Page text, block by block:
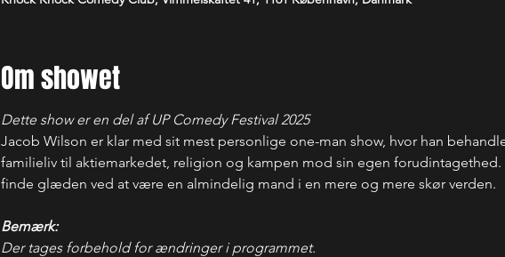
Om showet
Dette show er en del af UP Comedy Festival 2025
Jacob Wilson er klar med sit mest personlige one-man show, hvor han
familieliv til aktiemarkedet, religion og kampen mod sin egen
finde glæden ved at være en almindelig mand i en mere og mere skør verden.
Bemærk:
Der tages forbehold for ændringer i programmet.